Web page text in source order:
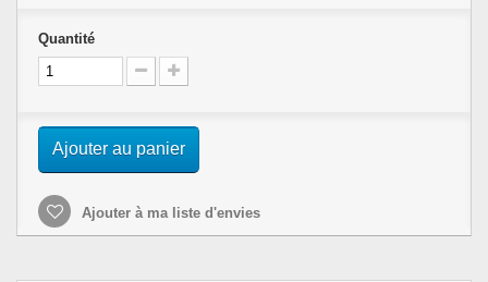
Quantité
Ajouter au panier
Ajouter à ma liste d'envies